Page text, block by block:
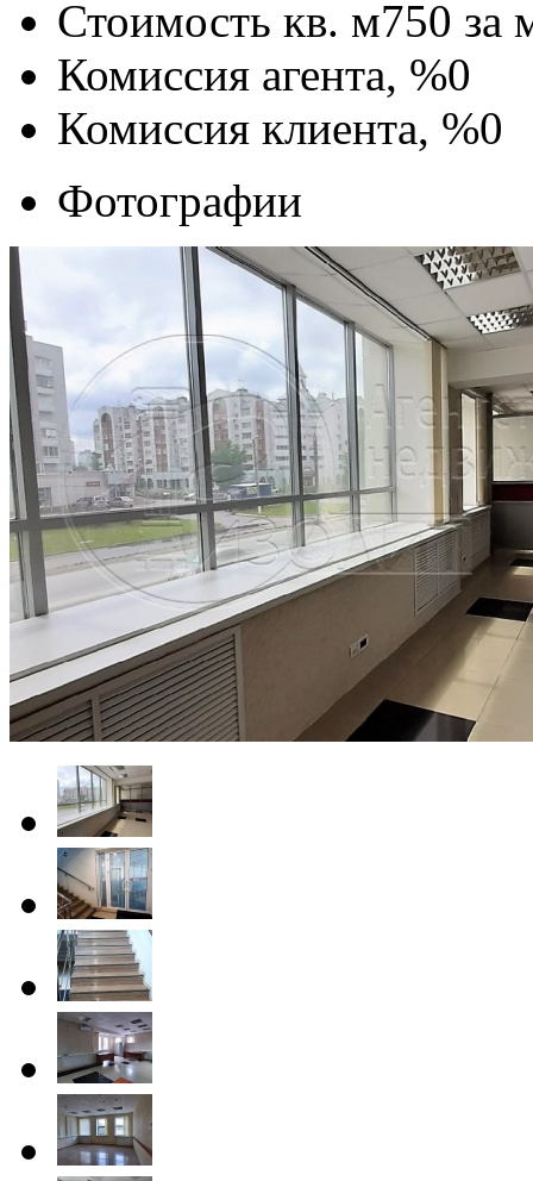
Стоимость кв. м750 за
Комиссия агента, %0
Комиссия клиента, %0
Фотографии